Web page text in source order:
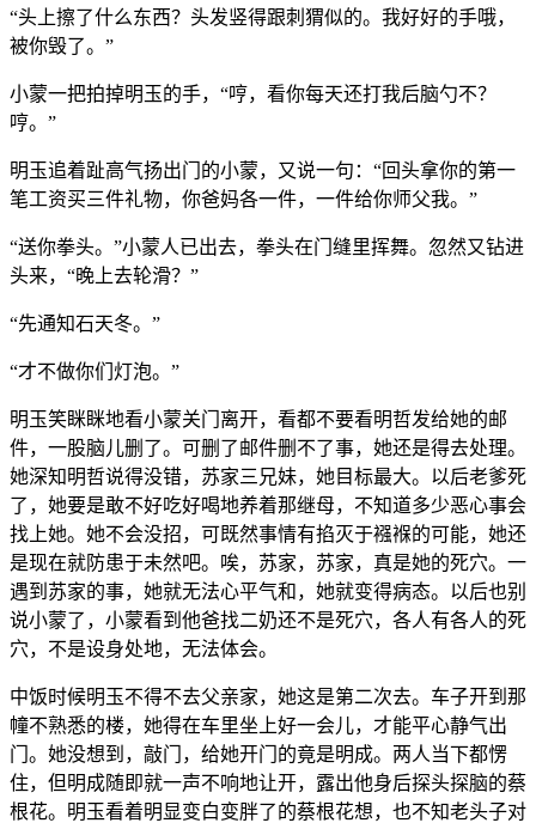
“头上擦了什么东西？头发竖得跟刺猬似的。我好好的手哦，
被你毁了。”
小蒙一把拍掉明玉的手，“哼，看你每天还打我后脑勺不？
哼。”
明玉追着趾高气扬出门的小蒙，又说一句：“回头拿你的第一
笔工资买三件礼物，你爸妈各一件，一件给你师父我。”
“送你拳头。”小蒙人已出去，拳头在门缝里挥舞。忽然又钻进
头来，“晚上去轮滑？”
“先通知石天冬。”
“才不做你们灯泡。”
明玉笑眯眯地看小蒙关门离开，看都不要看明哲发给她的邮
件，一股脑儿删了。可删了邮件删不了事，她还是得去处理。
她深知明哲说得没错，苏家三兄妹，她目标最大。以后老爹死
了，她要是敢不好吃好喝地养着那继母，不知道多少恶心事会
找上她。她不会没招，可既然事情有掐灭于襁褓的可能，她还
是现在就防患于未然吧。唉，苏家，苏家，真是她的死穴。一
遇到苏家的事，她就无法心平气和，她就变得病态。以后也别
说小蒙了，小蒙看到他爸找二奶还不是死穴，各人有各人的死
穴，不是设身处地，无法体会。
中饭时候明玉不得不去父亲家，她这是第二次去。车子开到那
幢不熟悉的楼，她得在车里坐上好一会儿，才能平心静气出
门。她没想到，敲门，给她开门的竟是明成。两人当下都愣
住，但明成随即就一声不响地让开，露出他身后探头探脑的蔡
根花。明玉看着明显变白变胖了的蔡根花想，也不知老头子对